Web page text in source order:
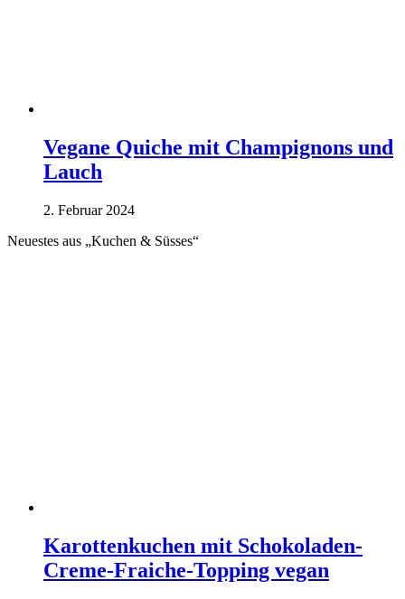
Vegane Quiche mit Champignons und
Lauch
2. Februar 2024
Neuestes aus „Kuchen & Süsses“
Karottenkuchen mit Schokoladen-
Creme-Fraiche-Topping vegan